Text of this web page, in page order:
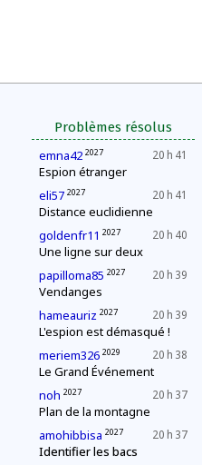
Problèmes résolus
20 h 41
emna42 2027
Espion étranger
20 h 41
eli57 2027
Distance euclidienne
20 h 40
goldenfr11 2027
Une ligne sur deux
20 h 39
papilloma85 2027
Vendanges
20 h 39
hameauriz 2027
L'espion est démasqué !
20 h 38
meriem326 2029
Le Grand Événement
20 h 37
noh 2027
Plan de la montagne
20 h 37
amohibbisa 2027
Identifier les bacs